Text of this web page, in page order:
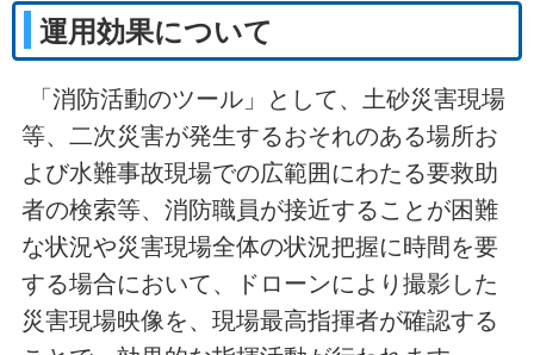
運用効果について
「消防活動のツール」として、土砂災害現場
等、二次災害が発生するおそれのある場所お
よび水難事故現場での広範囲にわたる要救助
者の検索等、消防職員が接近することが困難
な状況や災害現場全体の状況把握に時間を要
する場合において、ドローンにより撮影した
災害現場映像を、現場最高指揮者が確認する